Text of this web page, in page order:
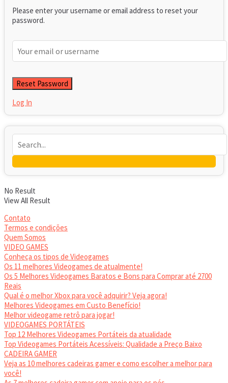
Please enter your username or email address to reset your
password.
Log In
No Result
View All Result
Contato
Termos e condições
Quem Somos
VIDEO GAMES
Conheça os tipos de Videogames
Os 11 melhores Videogames de atualmente!
Os 5 Melhores Videogames Baratos e Bons para Comprar até 2700
Reais
Qual é o melhor Xbox para você adquirir? Veja agora!
Melhores Videogames em Custo Benefício!
Melhor videogame retrô para jogar!
VIDEOGAMES PORTÁTEIS
Top 12 Melhores Videogames Portáteis da atualidade
Top Videogames Portáteis Acessíveis: Qualidade a Preço Baixo
CADEIRA GAMER
Veja as 10 melhores cadeiras gamer e como escolher a melhor para
você!